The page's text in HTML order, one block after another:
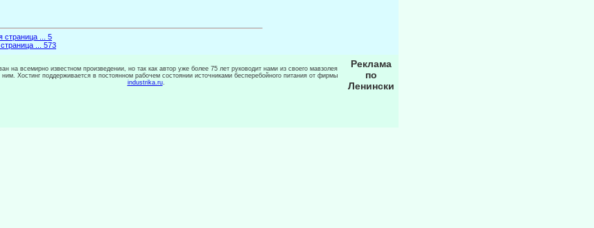
страница ... 5
... 573
на всемирно известном произведении, но так как автор уже более 75 лет руководит нами из своего мавзолея
ним. Хостинг поддерживается в постоянном рабочем состоянии источниками бесперебойного питания от фирмы
industrika.ru.
Реклама
по
Ленински